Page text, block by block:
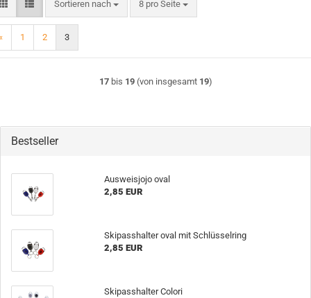
Sortieren nach
Sortieren nach 8 pro Seite
pro Seite
1 2 3
17bis 19(von insgesamt 19)
Bestseller
Ausweisjojo oval
2,85 EUR
Skipasshalter oval mit Schlüsselring
2,85 EUR
Skipasshalter Colori